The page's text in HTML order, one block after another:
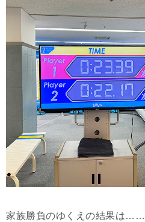
家族勝負のゆくえの結果は……